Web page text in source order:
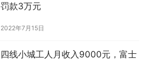
罚款3万元
2022年7月15日
四线小城工人月收入9000元，富士